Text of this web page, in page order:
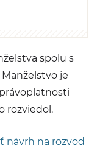
spolu s
je
rozviedol.
návrh na rozvod